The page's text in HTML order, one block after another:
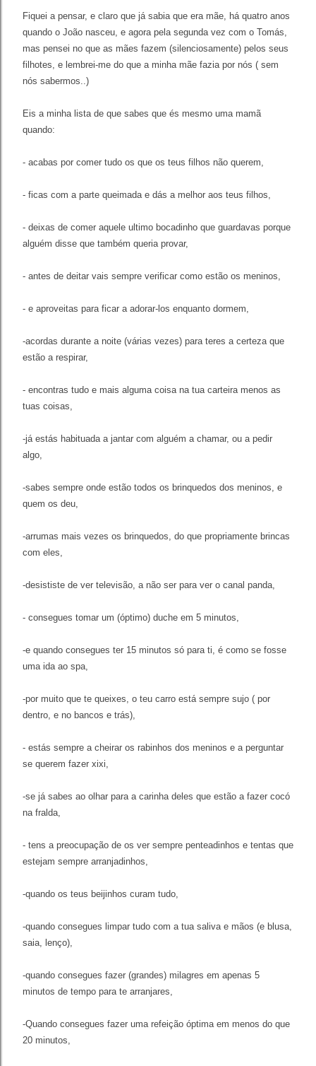
Fiquei a pensar, e claro que já sabia que era mãe, há quatro anos
quando o João nasceu, e agora pela segunda vez com o Tomás,
mas pensei no que as mães fazem (silenciosamente) pelos seus
filhotes, e lembrei-me do que a minha mãe fazia por nós ( sem
nós sabermos..)
Eis a minha lista de que sabes que és mesmo uma mamã
quando:
- acabas por comer tudo os que os teus filhos não querem,
- ficas com a parte queimada e dás a melhor aos teus filhos,
- deixas de comer aquele ultimo bocadinho que guardavas porque
alguém disse que também queria provar,
- antes de deitar vais sempre verificar como estão os meninos,
- e aproveitas para ficar a adorar-los enquanto dormem,
-acordas durante a noite (várias vezes) para teres a certeza que
estão a respirar,
- encontras tudo e mais alguma coisa na tua carteira menos as
tuas coisas,
-já estás habituada a jantar com alguém a chamar, ou a pedir
algo,
-sabes sempre onde estão todos os brinquedos dos meninos, e
quem os deu,
-arrumas mais vezes os brinquedos, do que propriamente brincas
com eles,
-desististe de ver televisão, a não ser para ver o canal panda,
- consegues tomar um (óptimo) duche em 5 minutos,
-e quando consegues ter 15 minutos só para ti, é como se fosse
uma ida ao spa,
-por muito que te queixes, o teu carro está sempre sujo ( por
dentro, e no bancos e trás),
- estás sempre a cheirar os rabinhos dos meninos e a perguntar
se querem fazer xixi,
-se já sabes ao olhar para a carinha deles que estão a fazer cocó
na fralda,
- tens a preocupação de os ver sempre penteadinhos e tentas que
estejam sempre arranjadinhos,
-quando os teus beijinhos curam tudo,
-quando consegues limpar tudo com a tua saliva e mãos (e blusa,
saia, lenço),
-quando consegues fazer (grandes) milagres em apenas 5
minutos de tempo para te arranjares,
-Quando consegues fazer uma refeição óptima em menos do que
20 minutos,